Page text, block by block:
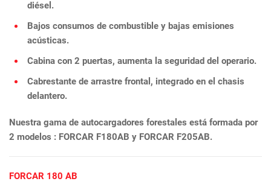
diésel.
Bajos consumos de combustible y bajas emisiones
acústicas.
Cabina con 2 puertas, aumenta la seguridad del operario.
Cabrestante de arrastre frontal, integrado en el chasis
delantero.
Nuestra gama de autocargadores forestales está formada por
2 modelos : FORCAR F180AB y FORCAR F205AB.
FORCAR 180 AB